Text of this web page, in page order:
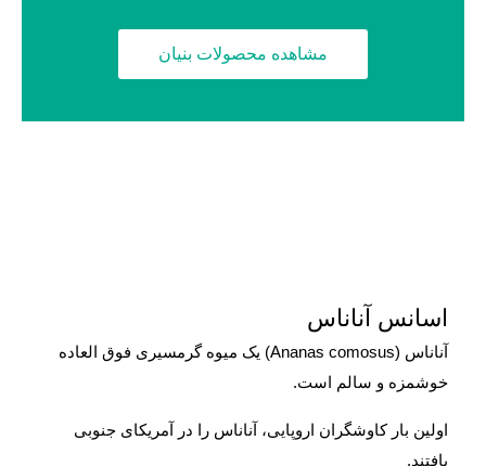
مشاهده محصولات بنیان
اسانس آناناس
آناناس (Ananas comosus) یک میوه گرمسیری فوق العاده
خوشمزه و سالم است.
اولین بار کاوشگران اروپایی، آناناس را در آمریکای جنوبی
یافتند.